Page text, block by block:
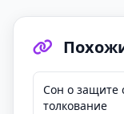
Сон о защите
толкование